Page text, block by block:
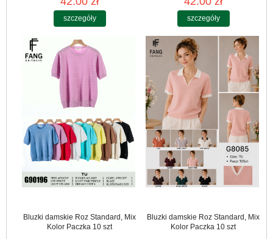
szczegóły szczegóły
Bluzki damskie Roz Standard, Mix
Kolor Paczka 10 szt
Bluzki damskie Roz Standard, Mix
Kolor Paczka 10 szt